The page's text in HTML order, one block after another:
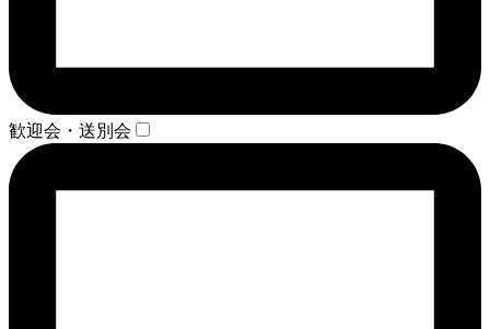
歓迎会・送別会